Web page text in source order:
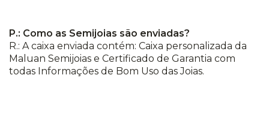
P.: Como as Semijoias são enviadas?
R.: A caixa enviada contém: Caixa personalizada da
Maluan Semijoias e Certificado de Garantia com
todas Informações de Bom Uso das Joias.